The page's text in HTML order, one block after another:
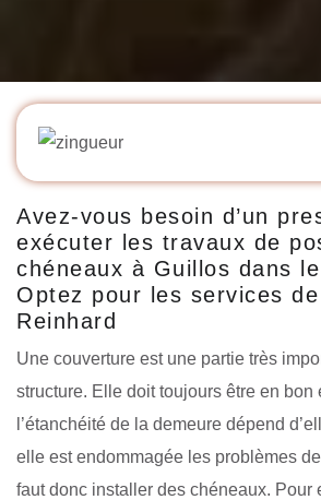
Avez-vous besoin d’un
exécuter les travaux de
chéneaux à Guillos dans
Optez pour les services
Reinhard
Une couverture est une partie très
structure. Elle doit toujours être en bon
l’étanchéité de la demeure dépend
elle est endommagée les problèmes de
faut donc installer des chéneaux. Pour